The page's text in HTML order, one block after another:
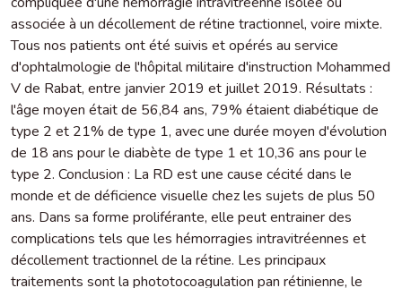
associée à un décollement de rétine tractionnel, voire mixte.
Tous nos patients ont été suivis et opérés au service
d'ophtalmologie de l'hôpital militaire d'instruction Mohammed
V de Rabat, entre janvier 2019 et juillet 2019. Résultats :
l'âge moyen était de 56,84 ans, 79% étaient diabétique de
type 2 et 21% de type 1, avec une durée moyen d'évolution
de 18 ans pour le diabète de type 1 et 10,36 ans pour le
type 2. Conclusion : La RD est une cause cécité dans le
monde et de déficience visuelle chez les sujets de plus 50
ans. Dans sa forme proliférante, elle peut entrainer des
complications tels que les hémorragies intravitréennes et
décollement tractionnel de la rétine. Les principaux
traitements sont la phototocoagulation pan rétinienne, le